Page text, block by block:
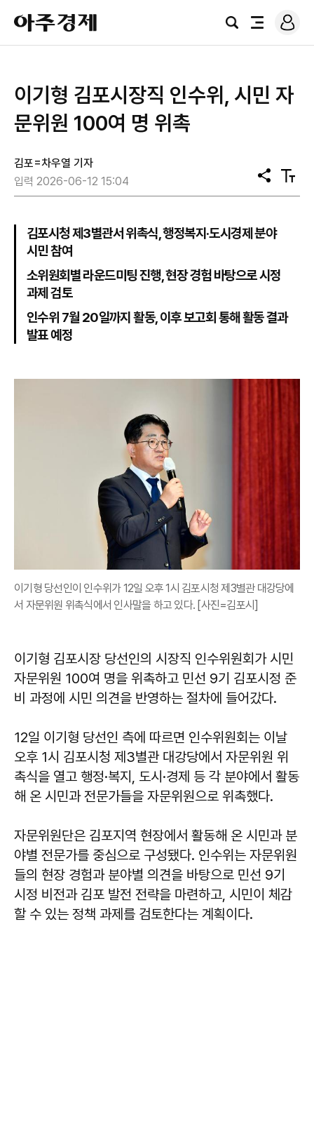
아
주
경
검
전
로
그
이기형 김포시장직 인수위, 시민 자
문위원 100여 명 위촉
김포=차우열 기자
입력 2026-06-12 15:04
공
유
텍
스
김포시청 제3별관서 위촉식, 행정복지·도시경제 분야
시민 참여
소위원회별 라운드미팅 진행, 현장 경험 바탕으로 시정
과제 검토
인수위 7월 20일까지 활동, 이후 보고회 통해 활동 결과
발표 예정
이기형 당선인이 인수위가 12일 오후 1시 김포시청 제3별관 대강당에
서 자문위원 위촉식에서 인사말을 하고 있다. [사진=김포시]
이기형 김포시장 당선인의 시장직 인수위원회가 시민
자문위원 100여 명을 위촉하고 민선 9기 김포시정 준
비 과정에 시민 의견을 반영하는 절차에 들어갔다.
12일 이기형 당선인 측에 따르면 인수위원회는 이날
오후 1시 김포시청 제3별관 대강당에서 자문위원 위
촉식을 열고 행정·복지, 도시·경제 등 각 분야에서 활동
해 온 시민과 전문가들을 자문위원으로 위촉했다.
자문위원단은 김포지역 현장에서 활동해 온 시민과 분
야별 전문가를 중심으로 구성됐다. 인수위는 자문위원
들의 현장 경험과 분야별 의견을 바탕으로 민선 9기
시정 비전과 김포 발전 전략을 마련하고, 시민이 체감
할 수 있는 정책 과제를 검토한다는 계획이다.